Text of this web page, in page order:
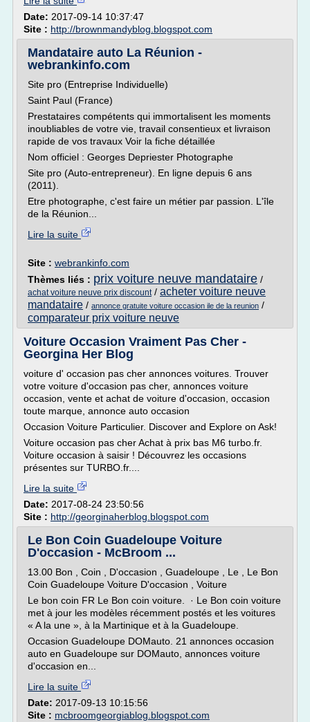
Date: 2017-09-14 10:37:47
Site : http://brownmandyblog.blogspot.com
Mandataire auto La Réunion -
webrankinfo.com
Site pro (Entreprise Individuelle)
Saint Paul (France)
Prestataires compétents qui immortalisent les moments
inoubliables de votre vie, travail consentieux et livraison
rapide de vos travaux Voir la fiche détaillée
Nom officiel : Georges Depriester Photographe
Site pro (Auto-entrepreneur). En ligne depuis 6 ans
(2011).
Etre photographe, c'est faire un métier par passion. L'île
de la Réunion...
Lire la suite
Site : webrankinfo.com
Thèmes liés : prix voiture neuve mandataire /
achat voiture neuve prix discount/ acheter voiture neuve
mandataire / annonce gratuite voiture occasion ile de la reunion /
comparateur prix voiture neuve
Voiture Occasion Vraiment Pas Cher -
Georgina Her Blog
voiture d' occasion pas cher annonces voitures. Trouver
votre voiture d'occasion pas cher, annonces voiture
occasion, vente et achat de voiture d'occasion, occasion
toute marque, annonce auto occasion
Occasion Voiture Particulier. Discover and Explore on Ask!
Voiture occasion pas cher Achat à prix bas M6 turbo.fr.
Voiture occasion à saisir ! Découvrez les occasions
présentes sur TURBO.fr....
Lire la suite
Date: 2017-08-24 23:50:56
Site : http://georginaherblog.blogspot.com
Le Bon Coin Guadeloupe Voiture
D'occasion - McBroom ...
13.00 Bon , Coin , D'occasion , Guadeloupe , Le , Le Bon
Coin Guadeloupe Voiture D'occasion , Voiture
Le bon coin FR Le Bon coin voiture. · Le Bon coin voiture
met à jour les modèles récemment postés et les voitures
« A la une », à la Martinique et à la Guadeloupe.
Occasion Guadeloupe DOMauto. 21 annonces occasion
auto en Guadeloupe sur DOMauto, annonces voiture
d'occasion en...
Lire la suite
Date: 2017-09-13 10:15:56
Site : mcbroomgeorgiablog.blogspot.com